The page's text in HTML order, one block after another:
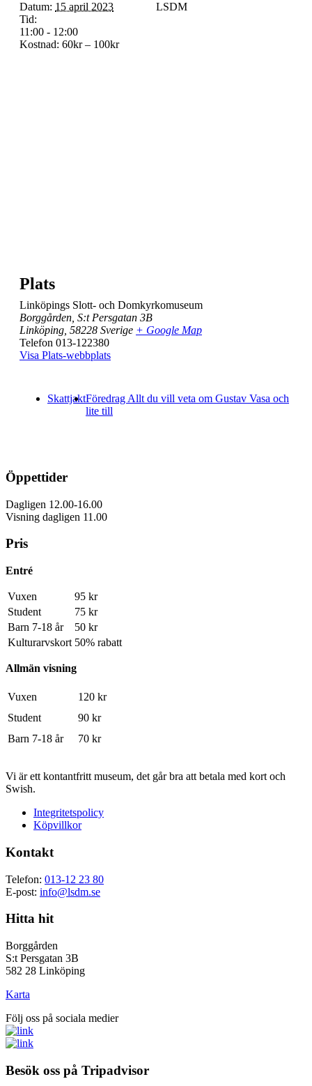
Datum: 15 april 2023
Tid:
11:00 - 12:00
Kostnad: 60kr – 100kr
LSDM
Plats
Linköpings Slott- och Domkyrkomuseum
Borggården, S:t Persgatan 3B
Linköping 58228 Sverige + Google Map
Telefon 013-122380
Visa Plats-webbplats
SkattjaktFöredrag Allt du vill veta om Gustav Vasa och
lite till
Öppettider
Dagligen 12.00-16.00
Visning dagligen 11.00
Pris
Entré
Vuxen
95 kr
Student
75 kr
Barn 7-18 år
50 kr
Kulturarvskort 50% rabatt
Allmän visning
Vuxen
120 kr
Student
90 kr
Barn 7-18 år
70 kr
Vi är ett kontantfritt museum, det går bra att betala med kort och
Swish.
Integritetspolicy
Köpvillkor
Kontakt
Telefon: 013-12 23 80
E-post: info@lsdm.se
Hitta hit
Borggården
S:t Persgatan 3B
582 28 Linköping
Karta
Följ oss på sociala medier
Besök oss på Tripadvisor